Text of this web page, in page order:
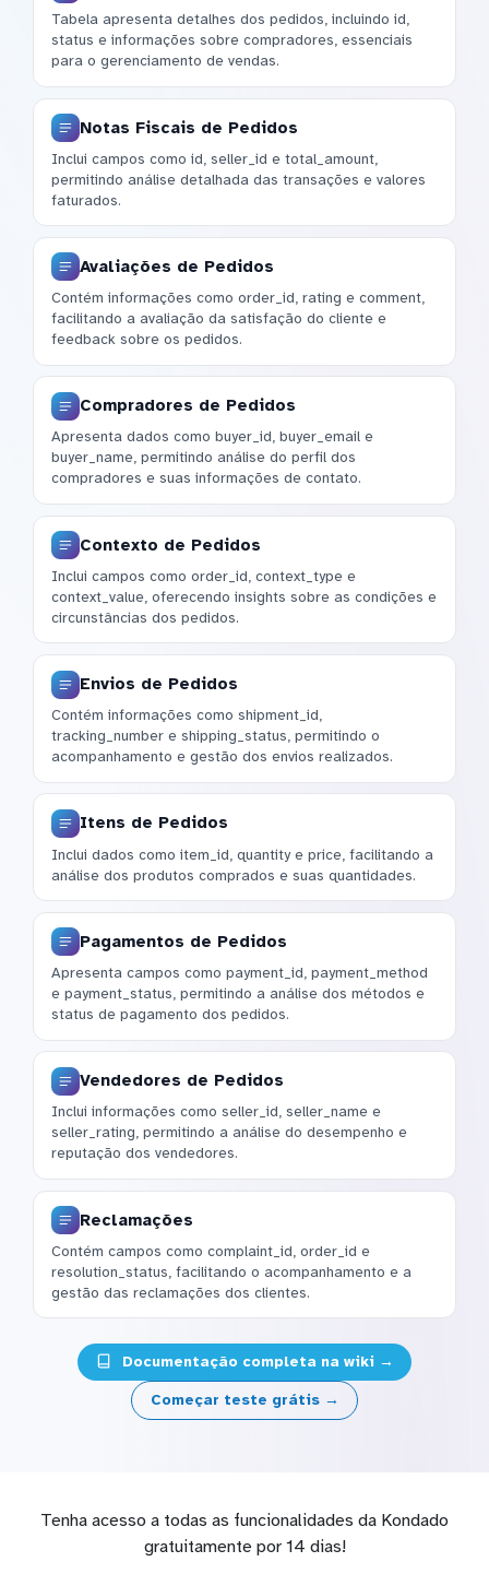
Tabela apresenta detalhes dos pedidos, incluindo id,
status e informações sobre compradores, essenciais
para o gerenciamento de vendas.
Notas Fiscais de Pedidos
Inclui campos como id, seller_id e total_amount,
permitindo análise detalhada das transações e valores
faturados.
Avaliações de Pedidos
Contém informações como order_id, rating e comment,
facilitando a avaliação da satisfação do cliente e
feedback sobre os pedidos.
Compradores de Pedidos
Apresenta dados como buyer_id, buyer_email e
buyer_name, permitindo análise do perfil dos
compradores e suas informações de contato.
Contexto de Pedidos
Inclui campos como order_id, context_type e
context_value, oferecendo insights sobre as condições e
circunstâncias dos pedidos.
Envios de Pedidos
Contém informações como shipment_id,
tracking_number e shipping_status, permitindo o
acompanhamento e gestão dos envios realizados.
Itens de Pedidos
Inclui dados como item_id, quantity e price, facilitando a
análise dos produtos comprados e suas quantidades.
Pagamentos de Pedidos
Apresenta campos como payment_id, payment_method
e payment_status, permitindo a análise dos métodos e
status de pagamento dos pedidos.
Vendedores de Pedidos
Inclui informações como seller_id, seller_name e
seller_rating, permitindo a análise do desempenho e
reputação dos vendedores.
Reclamações
Contém campos como complaint_id, order_id e
resolution_status, facilitando o acompanhamento e a
gestão das reclamações dos clientes.
Documentação completa na wiki →
Começar teste grátis →
Tenha acesso a todas as funcionalidades da Kondado
gratuitamente por 14 dias!